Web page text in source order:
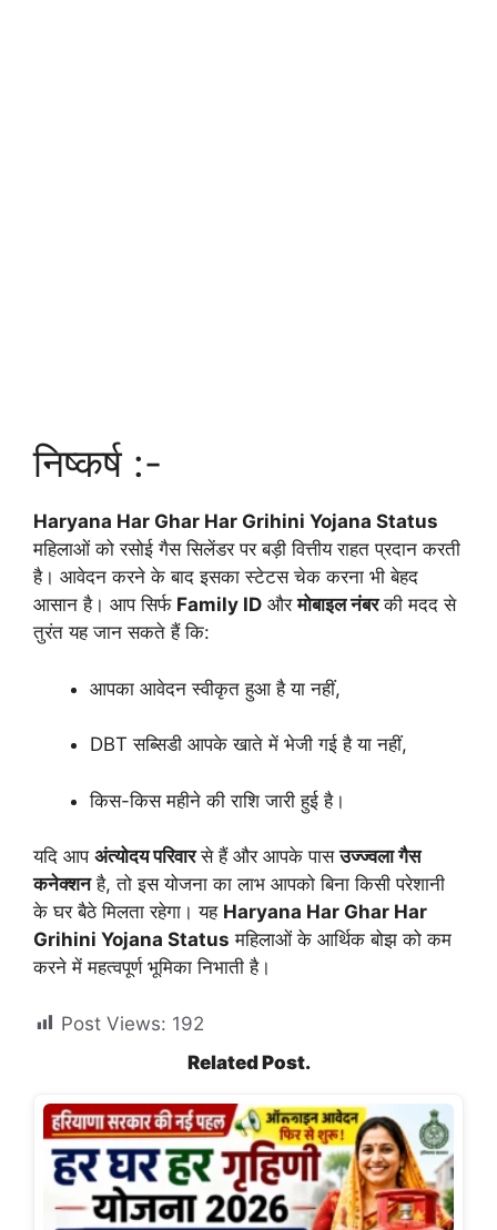
निष्कर्ष :-
Haryana Har Ghar Har Grihini Yojana Status
महिलाओं को रसोई गैस सिलेंडर पर बड़ी वित्तीय राहत प्रदान करती
है। आवेदन करने के बाद इसका स्टेटस चेक करना भी बेहद
आसान है। आप सिर्फ Family ID औरमोबाइल नंबरकी मदद से
तुरंत यह जान सकते हैं कि:
आपका आवेदन स्वीकृत हुआ है या नहीं,
DBT सब्सिडी आपके खाते में भेजी गई है या नहीं,
किस-किस महीने की राशि जारी हुई है।
यदि आप अंत्योदय परिवारसे हैं और आपके पासउज्ज्वला गैस
कनेक्शनहै, तो इस योजना का लाभ आपको बिना किसी परेशानी
के घर बैठे मिलता रहेगा। यह Haryana Har Ghar Har
Grihini Yojana Status महिलाओं के आर्थिक बोझ को कम
करने में महत्वपूर्ण भूमिका निभाती है।
Post Views: 192
Related Post.